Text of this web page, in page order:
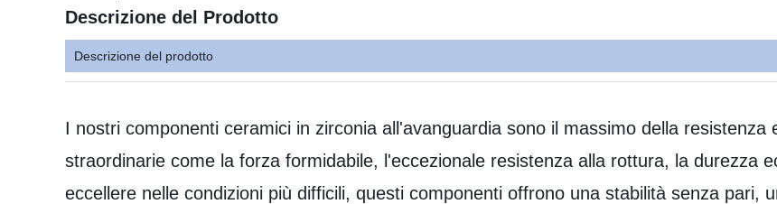
Descrizione del Prodotto
Descrizione del prodotto
I nostri componenti ceramici in zirconia all'avanguardia sono il massimo della
straordinarie come la forza formidabile, l'eccezionale resistenza alla rottura, la durezza
eccellere nelle condizioni più difficili, questi componenti offrono una stabilità senza pari,